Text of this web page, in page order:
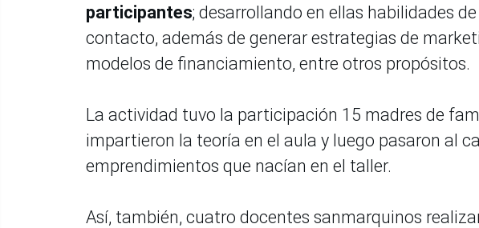
participantes; desarrollando en ellas habilidades
contacto, además de generar estrategias de
modelos de financiamiento, entre otros propósitos.
La actividad tuvo la participación 15 madres de
impartieron la teoría en el aula y luego pasaron al
emprendimientos que nacían en el taller.
Así, también, cuatro docentes sanmarquinos